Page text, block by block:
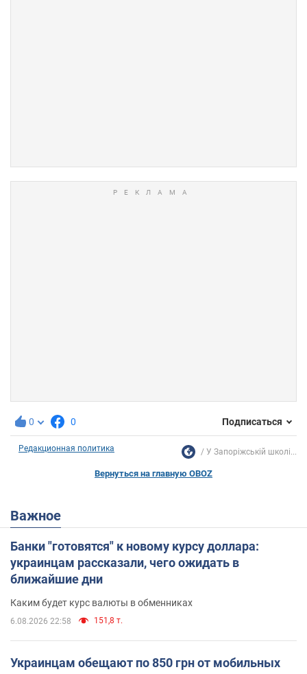
0 0 Подписаться
Редакционная политика У Запоріжській школі...
Вернуться на главную OBOZ
Важное
Банки "готовятся" к новому курсу доллара:
украинцам рассказали, чего ожидать в
ближайшие дни
Каким будет курс валюты в обменниках
6.08.2026 22:58 151,8 т.
Украинцам обещают по 850 грн от мобильных